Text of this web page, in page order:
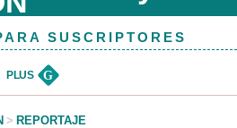
SUSCRIPTORES
PLUS G
> REPORTAJE